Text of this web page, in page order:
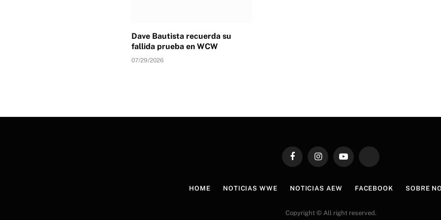
Dave Bautista recuerda su
fallida prueba en WCW
07/29/2026
FacebookInstagramYouTube TikTok
HOME NOTICIAS WWE NOTICIAS AEW FACEBOOK SOBRE
Copyright © All right reserved.